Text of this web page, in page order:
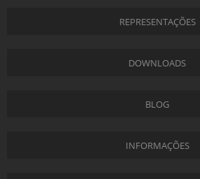
REPRESENTAÇÕES
DOWNLOADS
BLOG
INFORMAÇÕES